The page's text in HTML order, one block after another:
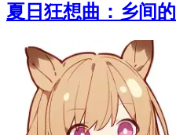
夏日狂想曲：乡间